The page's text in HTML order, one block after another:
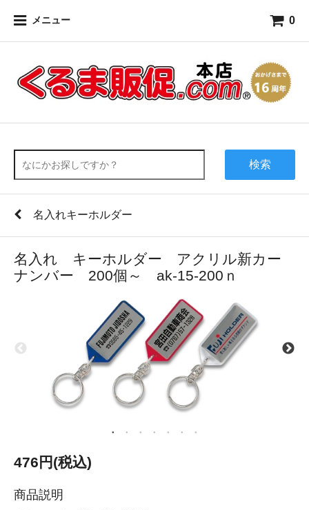
メニュー 0
検索
名入れキーホルダー
名入れ キーホルダー アクリル新カー
ナンバー 200個～ ak-15-200ｎ
476円(税込)
商品説明